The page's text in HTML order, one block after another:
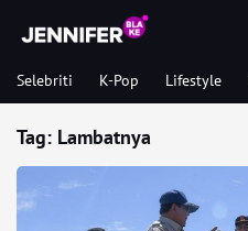
Selebriti K-Pop Lifestyle
Tag: Lambatnya